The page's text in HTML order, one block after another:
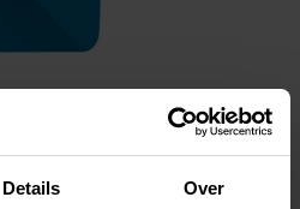
Details Over
vervoer?
800 m van ons kantoor. Wij komen u
een seintje geeft.